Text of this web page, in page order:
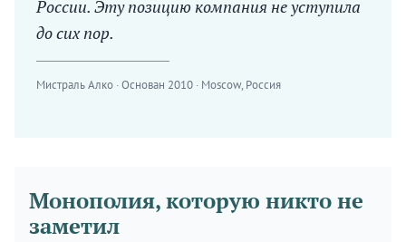
России. Эту позицию компания не уступила
до сих пор.
Мистраль Алко · Основан 2010 · Moscow, Россия
Монополия, которую никто не
заметил